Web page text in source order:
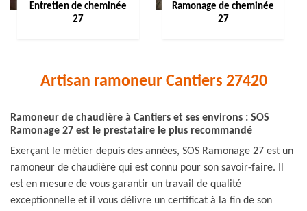
Entretien de cheminée
27
Ramonage de cheminée
27
Artisan ramoneur Cantiers 27420
Ramoneur de chaudière à Cantiers et ses environs : SOS
Ramonage 27 est le prestataire le plus recommandé
Exerçant le métier depuis des années, SOS Ramonage 27 est un
ramoneur de chaudière qui est connu pour son savoir-faire. Il
est en mesure de vous garantir un travail de qualité
exceptionnelle et il vous délivre un certificat à la fin de son